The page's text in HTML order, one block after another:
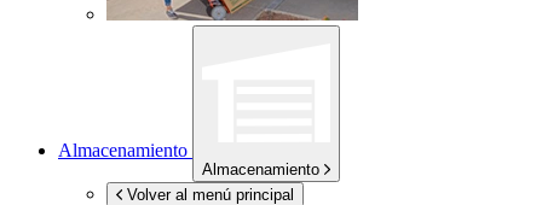
Almacenamiento
Almacenamiento
Volver al menú principal